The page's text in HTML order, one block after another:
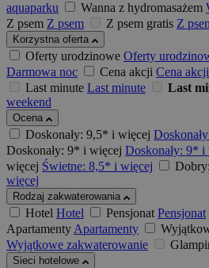
aquaparku
Wanna z hydromasażem
Z psem Z psem Z psem gratis Z
Korzystna oferta
Oferty urodzinowe Oferty
Darmowa noc
Cena akcji Cena akcji
Last minute Last minute Last
weekend
Ocena
Doskonały: 9,5* i więcej
Doskonały: 9* i więcej Doskonały: 9* i
więcej Świetne: 8,5* i więcej
więcej
Rodzaj zakwaterowania
Hotel Hotel Pensjonat Pensjonat
ApartamentyApartamenty
Wyjątkowe zakwaterowanie
Sieci hotelowe